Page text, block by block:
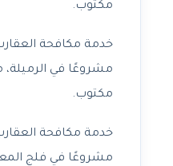
مكتوب.
خدمة مكافحة
مشروعًا في
مكتوب.
خدمة مكافحة
مشروعًا في فلج